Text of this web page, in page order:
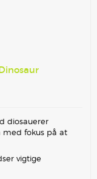
diosauerer
fokus på at
vigtige